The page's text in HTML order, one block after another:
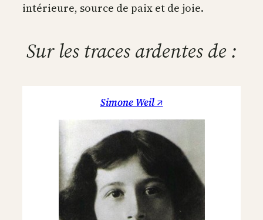
intérieure, source de paix et de joie.
Sur les traces ardentes de :
Simone Weil ↗